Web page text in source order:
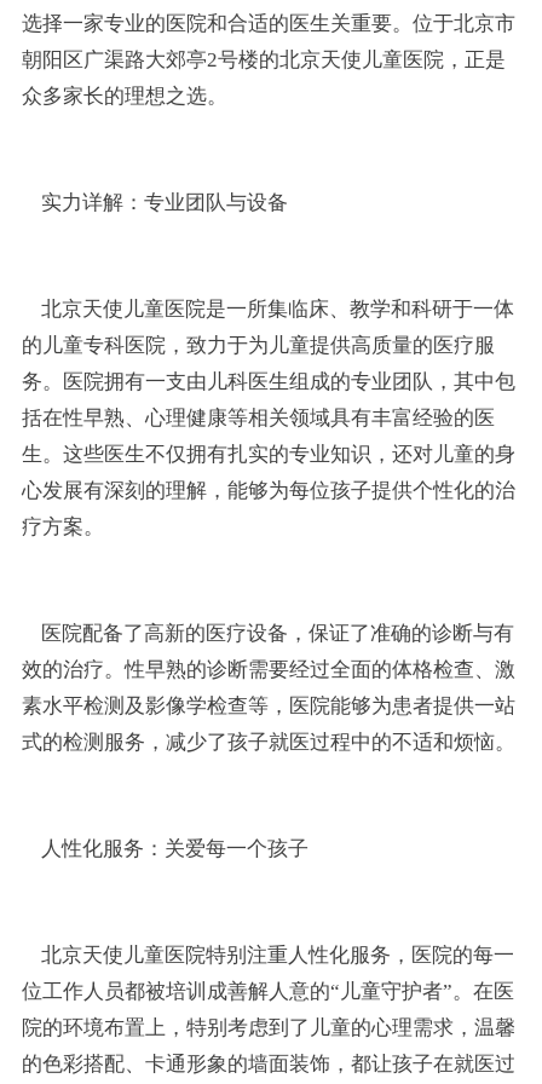
选择一家专业的医院和合适的医生关重要。位于北京市
朝阳区广渠路大郊亭2号楼的北京天使儿童医院，正是
众多家长的理想之选。
实力详解：专业团队与设备
北京天使儿童医院是一所集临床、教学和科研于一体
的儿童专科医院，致力于为儿童提供高质量的医疗服
务。医院拥有一支由儿科医生组成的专业团队，其中包
括在性早熟、心理健康等相关领域具有丰富经验的医
生。这些医生不仅拥有扎实的专业知识，还对儿童的身
心发展有深刻的理解，能够为每位孩子提供个性化的治
疗方案。
医院配备了高新的医疗设备，保证了准确的诊断与有
效的治疗。性早熟的诊断需要经过全面的体格检查、激
素水平检测及影像学检查等，医院能够为患者提供一站
式的检测服务，减少了孩子就医过程中的不适和烦恼。
人性化服务：关爱每一个孩子
北京天使儿童医院特别注重人性化服务，医院的每一
位工作人员都被培训成善解人意的“儿童守护者”。在医
院的环境布置上，特别考虑到了儿童的心理需求，温馨
的色彩搭配、卡通形象的墙面装饰，都让孩子在就医过